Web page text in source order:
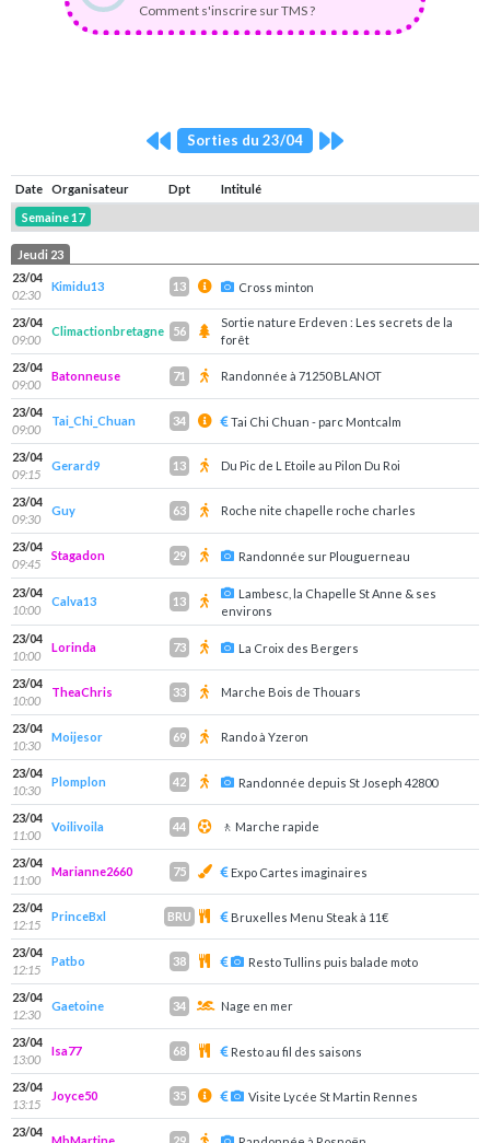
Comment s'inscrire sur TMS ?
Sorties du 23/04
Date Organisateur Dpt
Intitulé
Semaine 17
Jeudi 23
23/04
02:30
Kimidu13 13 Cross minton
23/04
09:00
Climactionbretagne 56
Sortie nature Erdeven : Les secrets de la
forêt
23/04
09:00
Batonneuse 71 Randonnée à 71250 BLANOT
23/04
09:00
Tai_Chi_Chuan 34 Tai Chi Chuan - parc Montcalm
23/04
09:15
Gerard9 13 Du Pic de L Etoile au Pilon Du Roi
23/04
09:30
Guy 63 Roche nite chapelle roche charles
23/04
09:45
Stagadon 29 Randonnée sur Plouguerneau
23/04
10:00
Calva13 13
Lambesc, la Chapelle St Anne & ses
environs
23/04
10:00
Lorinda 73 La Croix des Bergers
23/04
10:00
TheaChris 33 Marche Bois de Thouars
23/04
10:30
Moijesor 69 Rando à Yzeron
23/04
10:30
Plomplon 42 Randonnée depuis St Joseph 42800
23/04
11:00
Voilivoila 44 🚶 Marche rapide
23/04
11:00
Marianne2660 75 Expo Cartes imaginaires
23/04
12:15
PrinceBxl BRU Bruxelles Menu Steak à 11€
23/04
12:15
Patbo 38 Resto Tullins puis balade moto
23/04
12:30
Gaetoine 34 Nage en mer
23/04
13:00
Isa77 68 Resto au fil des saisons
23/04
13:15
Joyce50 35 Visite Lycée St Martin Rennes
23/04